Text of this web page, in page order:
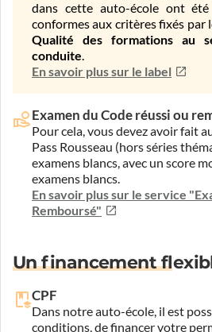
dans cette auto-école ont été
conformes aux critères fixés par
Qualité des formations au
conduite.
En savoir plus sur le label
Examen du Code réussi ou
Pour cela, vous devez avoir fait
Pass Rousseau (hors séries
examens blancs, avec un score
examens blancs.
En savoir plus sur le service
Remboursé"
Un financement
CPF
Dans notre auto-école, il est
conditions, de financer votre